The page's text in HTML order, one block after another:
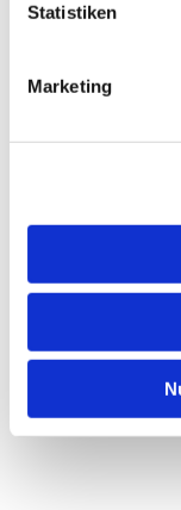
Statistiken
Marketing